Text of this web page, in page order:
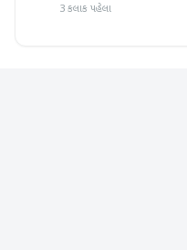
3 કલાક પહેલા